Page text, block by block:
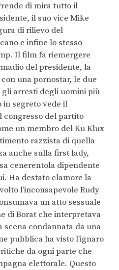
di mira tutto il
il suo vice Mike
di rilievo del
e infine lo stesso
Il film fa riemergere
del presidente, la
una pornostar, le due
gli arresti degli uomini più
segreto vede il
congresso del partito
un membro del Ku Klux
razzista di quella
anche sulla first lady,
cenerentola dipendente
Ha destato clamore la
l’inconsapevole Rudy
un atto sessuale
di Borat che interpretava
condannata da una
pubblica ha visto l’ignaro
da ogni parte che
elettorale. Questo